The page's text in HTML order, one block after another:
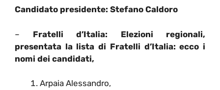
Candidato presidente: Stefano Caldoro
– Fratelli d’Italia:
Elezioni regionali,
presentata la lista di Fratelli d’Italia: ecco i
nomi dei candidati,
Arpaia Alessandro,